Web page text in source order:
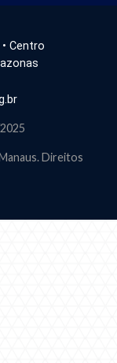
Centro
Direitos